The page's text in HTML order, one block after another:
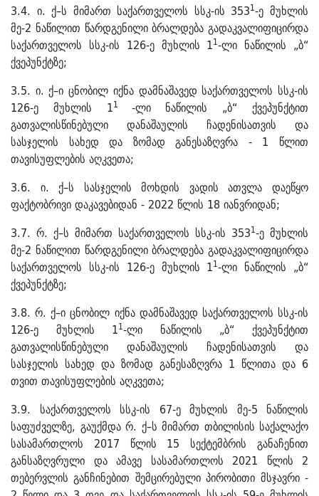
3.4. ი. ქ–ს მიმართ საქართველოს სსკ-ის 3531-ე მუხლის
მე-2 ნაწილით წარდგენილი ბრალდება გადაკვალიფიცირდა
საქართველოს სსკ-ის 126-ე მუხლის 11-ლი ნაწილის „ბ“
ქვეპუნქტზე;
3.5. ი. ქ–ი ცნობილ იქნა დამნაშავედ საქართველოს სსკ-ის
126-ე მუხლის 11 -ლი ნაწილის „ბ“ ქვეპუნქტით
გათვალისწინებული დანაშაულის ჩადენისათვის და
სასჯელის სახედ და ზომად განესაზღვრა - 1 წლით
თავისუფლების აღკვეთა;
3.6. ი. ქ–ს სასჯელის მოხდის ვადის ათვლა დაეწყო
ფაქტობრივი დაკავებიდან - 2022 წლის 18 იანვრიდან;
3.7. რ. ქ–ს მიმართ საქართველოს სსკ-ის 3531-ე მუხლის
მე-2 ნაწილით წარდგენილი ბრალდება გადაკვალიფიცირდა
საქართველოს სსკ-ის 126-ე მუხლის 11-ლი ნაწილის „ბ“
ქვეპუნქტზე;
3.8. რ. ქ–ი ცნობილ იქნა დამნაშავედ საქართველოს სსკ-ის
126-ე მუხლის 11-ლი ნაწილის „ბ“ ქვეპუნქტით
გათვალისწინებული დანაშაულის ჩადენისათვის და
სასჯელის სახედ და ზომად განესაზღვრა 1 წლითა და 6
თვით თავისუფლების აღკვეთა;
3.9. საქართველოს სსკ-ის 67-ე მუხლის მე-5 ნაწილის
საფუძველზე, გაუქმდა რ. ქ–ს მიმართ თბილისის საქალაქო
სასამართლოს 2017 წლის 15 სექტემბრის განაჩენით
განსაზღვრული და ამავე სასამართლოს 2021 წლის 2
თებერვლის განჩინებით შემცირებული პირობითი მსჯავრი -